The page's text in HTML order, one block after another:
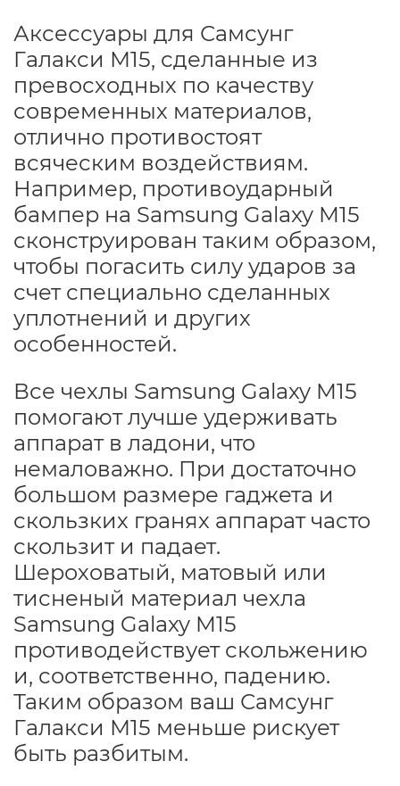
Аксессуары для Самсунг
Галакси М15, сделанные из
превосходных по качеству
современных материалов,
отлично противостоят
всяческим воздействиям.
Например, противоударный
бампер на Samsung Galaxy M15
сконструирован таким образом,
чтобы погасить силу ударов за
счет специально сделанных
уплотнений и других
особенностей.
Все чехлы Samsung Galaxy M15
помогают лучше удерживать
аппарат в ладони, что
немаловажно. При достаточно
большом размере гаджета и
скользких гранях аппарат часто
скользит и падает.
Шероховатый, матовый или
тисненый материал чехла
Samsung Galaxy M15
противодействует скольжению
и, соответственно, падению.
Таким образом ваш Самсунг
Галакси М15 меньше рискует
быть разбитым.